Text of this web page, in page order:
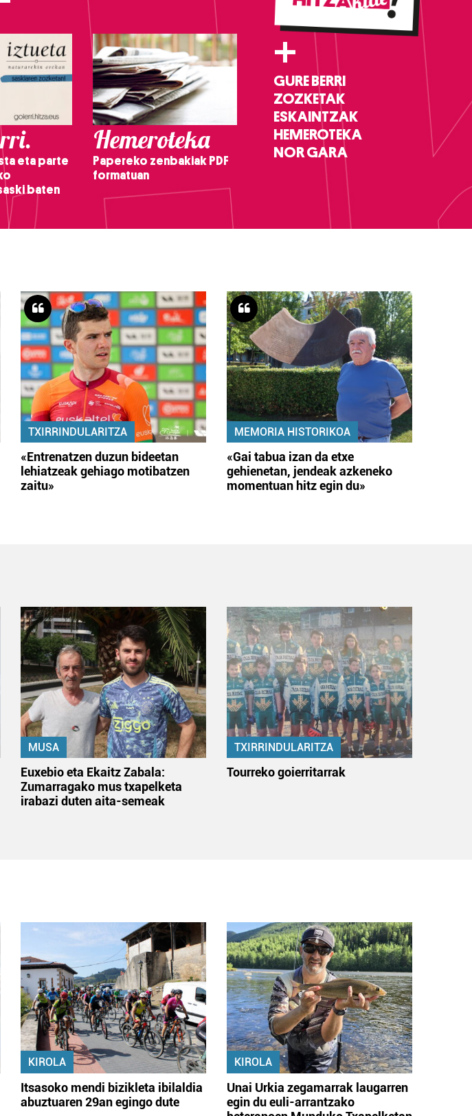
eta parte
baten
Hemeroteka
Papereko zenbakiak PDF
formatuan
+
GURE BERRI
ZOZKETAK
ESKAINTZAK
HEMEROTEKA
NOR GARA
TXIRRINDULARITZA
«Entrenatzen duzun bideetan
lehiatzeak gehiago motibatzen
zaitu»
MEMORIA HISTORIKOA
«Gai tabua izan da etxe
gehienetan, jendeak azkeneko
momentuan hitz egin du»
MUSA
Euxebio eta Ekaitz Zabala:
Zumarragako mus txapelketa
irabazi duten aita-semeak
TXIRRINDULARITZA
Tourreko goierritarrak
KIROLA
Itsasoko mendi bizikleta ibilaldia
abuztuaren 29an egingo dute
KIROLA
Unai Urkia zegamarrak laugarren
egin du euli-arrantzako